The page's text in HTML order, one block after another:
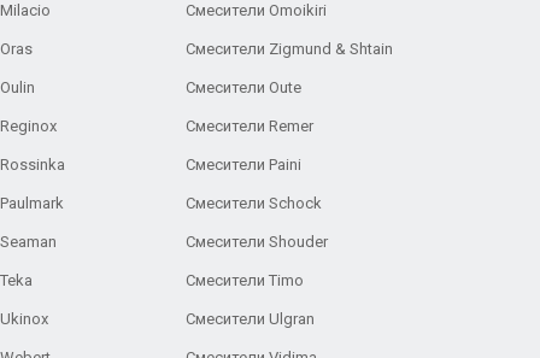
Смесители Omoikiri
Смесители Zigmund & Shtain
Смесители Oute
Смесители Remer
Смесители Paini
Смесители Schock
Смесители Shouder
Смесители Timo
Смесители Ulgran